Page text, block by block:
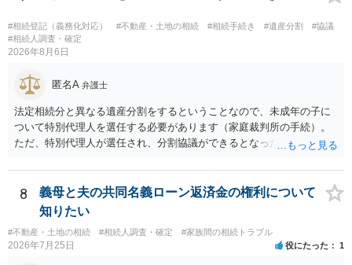
#相続登記（義務化対応） #不動産・土地の相続 #相続手続き #遺産分割
#協議
#相続人調査・確定
2026年8月6日
匿名A 弁護士
法定相続分と異なる遺産分割をするということなので、未成年の子に
ついて特別代理人を選任する必要があります（家庭裁判所の手続）。
ただ、特別代理人が選任され、分割協議ができるとなったとしても、
の権利も守られなければならないからです。 相続財産全体で、未成年
者の権利が守られているかどうかを判断しなければなりません。 単
に、未成年者を今後養育するのは、自分だからという理由では、法定
相続分以上に多くの遺産を取得することができるというわけではあり
ません。
8
義母と夫の共同名義ローン返済金の権利について
知りたい
#不動産・土地の相続 #相続人調査・確定 #家族間の相続トラブル
2026年7月25日 役にたった 1